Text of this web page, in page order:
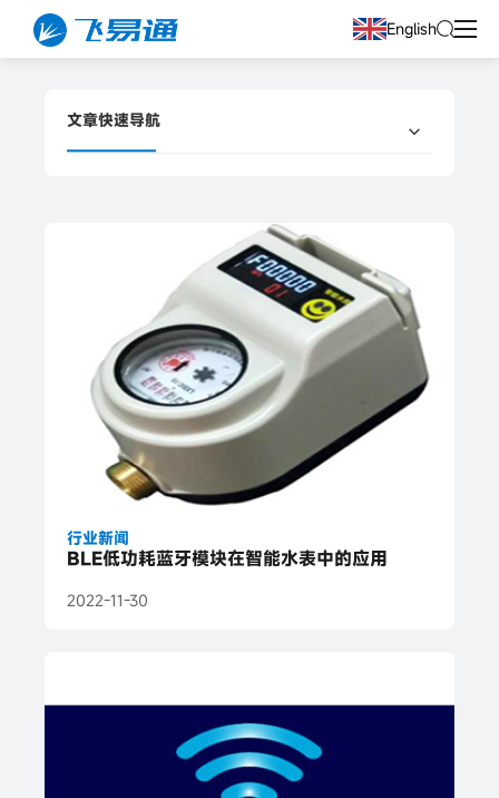
English
文章快速导航
行业新闻
BLE低功耗蓝牙模块在智能水表中的应用
2022-11-30